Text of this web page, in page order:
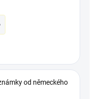
od německého